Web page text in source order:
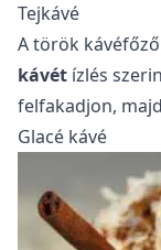
Tejkávé
A török
kávét ízlés
felfakadjon,
Glacé kávé